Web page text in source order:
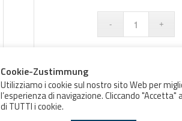
Aggiungi al preventivo
Cookie-Zustimmung
Utilizziamo i cookie sul nostro sito Web per
l’esperienza di navigazione. Cliccando "Accetta"
di TUTTI i cookie.